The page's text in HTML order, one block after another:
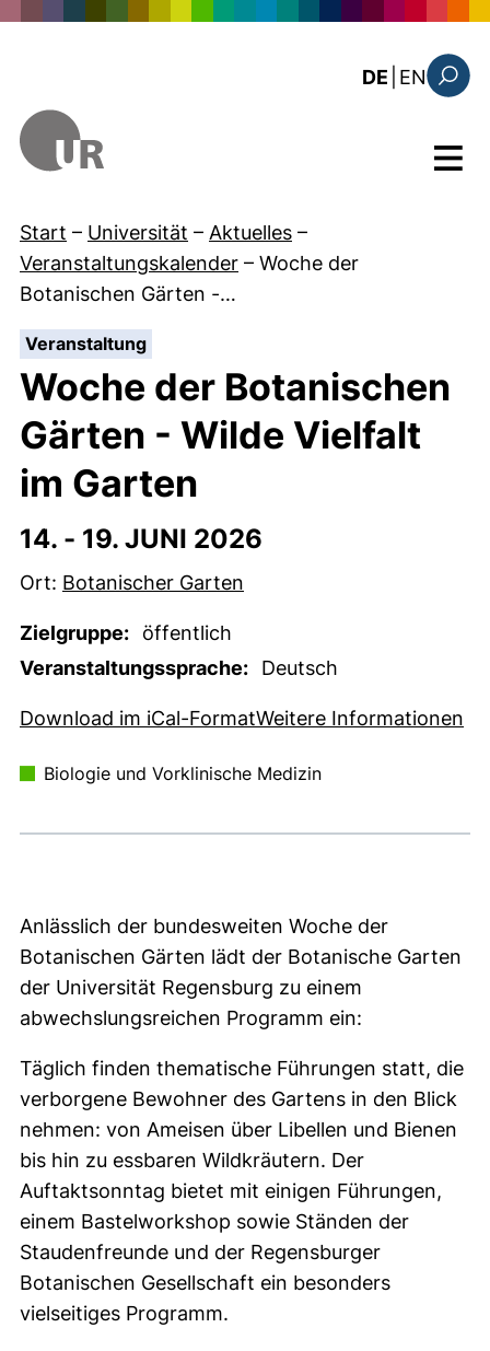
DE EN: the
Menü
Start – Universität – Aktuelles –
Veranstaltungskalender – Woche der
Botanischen Gärten -…
Veranstaltung:
Woche der Botanischen
Gärten - Wilde Vielfalt
im Garten
14. - 19. JUNI 2026
Ort: Botanischer Garten
Zielgruppe:
öffentlich
Veranstaltungssprache:
Deutsch
Download im iCal-Format, 1 KB (öffnet neues
Weitere Informationen
Biologie und Vorklinische Medizin
Anlässlich der bundesweiten Woche der
Botanischen Gärten lädt der Botanische Garten
der Universität Regensburg zu einem
abwechslungsreichen Programm ein:
Täglich finden thematische Führungen statt, die
verborgene Bewohner des Gartens in den Blick
nehmen: von Ameisen über Libellen und Bienen
bis hin zu essbaren Wildkräutern. Der
Auftaktsonntag bietet mit einigen Führungen,
einem Bastelworkshop sowie Ständen der
Staudenfreunde und der Regensburger
Botanischen Gesellschaft ein besonders
vielseitiges Programm.